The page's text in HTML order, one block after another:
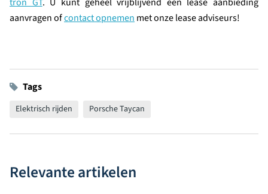
aanvragen ofcontact opnemen met onze lease adviseurs!
Tags
Elektrisch rijden Porsche Taycan
Relevante artikelen